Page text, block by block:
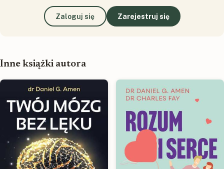
Zaloguj się Zarejestruj się
Inne książki autora